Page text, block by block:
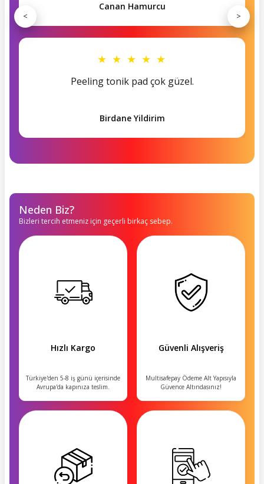
Canan Hamurcu
★ ★ ★ ★ ★
Peeling tonik pad çok güzel.
Birdane Yildirim
< >
Neden Biz?
Bizleri tercih etmeniz için geçerli birkaç sebep.
Hızlı Kargo
Türkiye'den 5-8 iş günü içerisinde
Avrupa'da kapınıza teslim.
Güvenli Alışveriş
Multisafepay Ödeme Alt Yapısıyla
Güvence Altındasınız!